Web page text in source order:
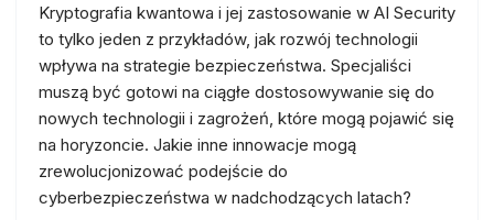
Kryptografia kwantowa i jej zastosowanie w AI Security
to tylko jeden z przykładów, jak rozwój technologii
wpływa na strategie bezpieczeństwa. Specjaliści
muszą być gotowi na ciągłe dostosowywanie się do
nowych technologii i zagrożeń, które mogą pojawić się
na horyzoncie. Jakie inne innowacje mogą
zrewolucjonizować podejście do
cyberbezpieczeństwa w nadchodzących latach?